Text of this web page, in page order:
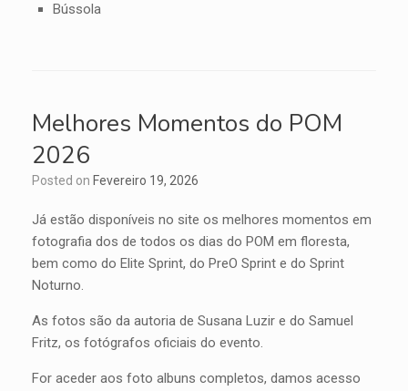
Bússola
Melhores Momentos do POM
2026
Posted on Fevereiro 19, 2026
Já estão disponíveis no site os melhores momentos em
fotografia dos de todos os dias do POM em floresta,
bem como do Elite Sprint, do PreO Sprint e do Sprint
Noturno.
As fotos são da autoria de Susana Luzir e do Samuel
Fritz, os fotógrafos oficiais do evento.
For aceder aos foto albuns completos, damos acesso